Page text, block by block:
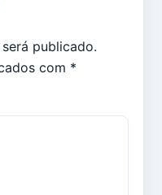
publicado.
com *